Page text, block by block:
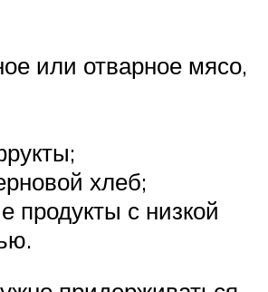
или отварное мясо,
хлеб;
продукты с низкой